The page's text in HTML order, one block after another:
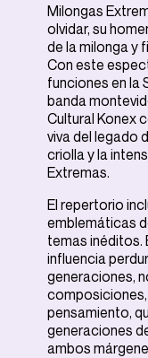
Milongas
olvidar, su
de la milonga y
Con este
funciones en la
banda
Cultural Konex
viva del legado
criolla y la
Extremas.
El repertorio
emblemáticas
temas inéditos.
influencia
generaciones,
pensamiento,
generaciones
ambos